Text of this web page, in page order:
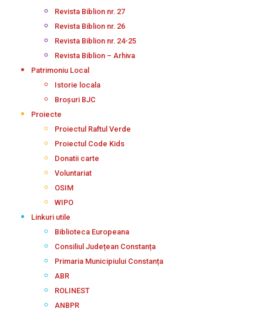
Revista Biblion nr. 27
Revista Biblion nr. 26
Revista Biblion nr. 24-25
Revista Biblion – Arhiva
Patrimoniu Local
Istorie locala
Broșuri BJC
Proiecte
Proiectul Raftul Verde
Proiectul Code Kids
Donatii carte
Voluntariat
OSIM
WIPO
Linkuri utile
Biblioteca Europeana
Consiliul Județean Constanța
Primaria Municipiului Constanța
ABR
ROLINEST
ANBPR